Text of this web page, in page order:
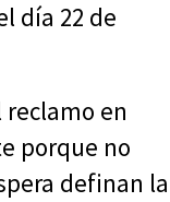
día 22 de
en
porque no
definan la